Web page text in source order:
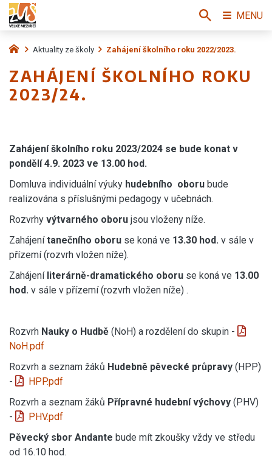
Aktuality ze školy Zahájení školního roku 2022/2023.
ZAHÁJENÍ ŠKOLNÍHO ROKU
2023/24.
Zahájení školního roku 2023/2024 se bude konat v
pondělí 4.9. 2023 ve 13.00 hod.
Domluva individuální výuky hudebního oboru bude
realizována s příslušnými pedagogy v učebnách.
Rozvrhy výtvarného oboru jsou vloženy níže.
Zahájenítanečního oboru se koná ve 13.30 hod. v sále v
přízemí (rozvrh vložen níže).
Zahájení literárně-dramatického oboru se koná ve 13.00
hod. v sále v přízemí (rozvrh vložen níže) .
Rozvrh Nauky o Hudbě (NoH) a rozdělení do skupin -
NoH.pdf
Rozvrh a seznam žáků Hudebně pěvecké průpravy (HPP)
-
HPP.pdf
Rozvrh a seznam žáků Přípravné hudební výchovy (PHV)
-
PHV.pdf
Pěvecký sbor Andante bude mít zkoušky vždy ve středu
od 16.10 hod.
MENU